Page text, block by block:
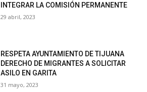
INTEGRAR LA COMISIÓN PERMANENTE
29 abril, 2023
RESPETA AYUNTAMIENTO DE TIJUANA
DERECHO DE MIGRANTES A SOLICITAR
ASILO EN GARITA
31 mayo, 2023